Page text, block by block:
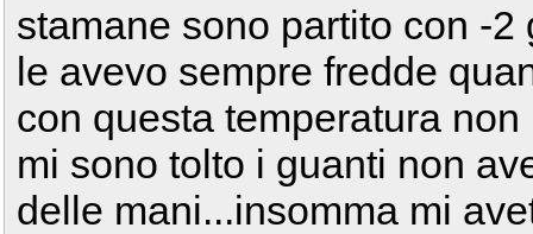
stamane sono partito con -
le avevo sempre fredde
con questa temperatura
mi sono tolto i guanti non
delle mani...insomma mi